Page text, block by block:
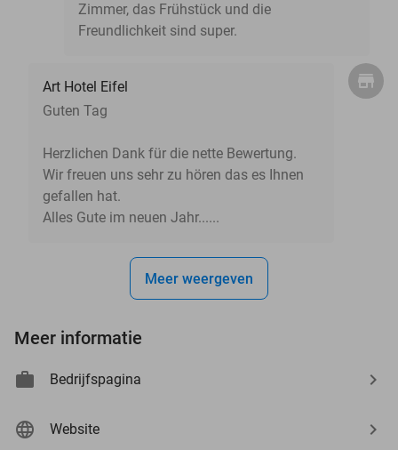
Zimmer, das Frühstück und die
Freundlichkeit sind super.
Art Hotel Eifel
Guten Tag
Herzlichen Dank für die nette Bewertung.
Wir freuen uns sehr zu hören das es Ihnen
gefallen hat.
Alles Gute im neuen Jahr......
Meer weergeven
Meer informatie
Bedrijfspagina
Website